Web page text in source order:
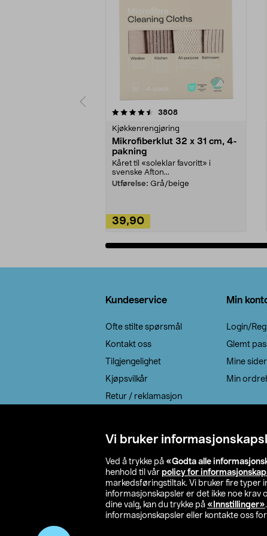
Vi bruker
Ved å trykke på «Godta alle
henhold til vår policy for
markedsføringstiltak. Vi bruker fire typer
informasjonskapsler er det ikke noe krav
dine valg, kan du trykke på «Innstillinger»
informasjonskapsler eller kontakte oss
3808anmeldelser
Kjøkkenrengjøring
Mikrofiberklut 32 x 31 cm, 4-
pakning
Kåret til «soleklar favoritt» i
svenske Afton...
Utførelse: Grå/beige
39,90
4.5av 5 stjerner
Kundeservice
Ofte stilte spørsmål
Kontakt oss
Tilgjengelighet
Kjøpsvilkår
Retur / reklamasjon
Min
Login/
Glemt
Mine sider
Min